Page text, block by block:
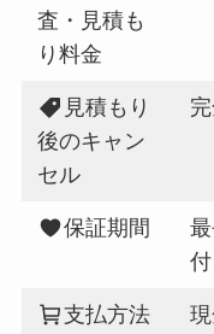
査・見積も
り料金
見積もり
後のキャン
セル
保証期間
付
支払方法